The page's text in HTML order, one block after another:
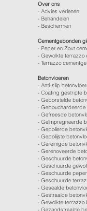
Over ons
-Advies verlenen
- Behandelen
- Beschermen
Cementgebonden
- Peper en Zout
- Gewolkte terrazzo
- Terrazzo
Betonvloeren
-Anti-slip
-Coating gestripte
-Geborstelde
-Gebouchardeerde
-Gefreesde
-Geïmpregneerde
-Gepolierde
-Gepolijste
- Gereinigde
-Gerenoveerde
-Geschuurde
-Geschuurde
-Geschuurde
-Geschuurde
-Gesealde
-Gestraalde
-Gewolkte terrazzo